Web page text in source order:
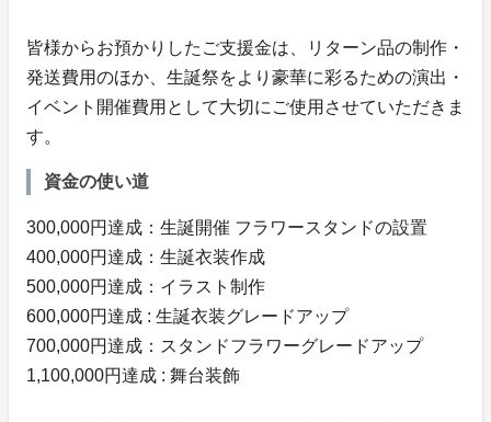
皆様からお預かりしたご支援金は、リターン品の制作・
発送費用のほか、生誕祭をより豪華に彩るための演出・
イベント開催費用として大切にご使用させていただきま
す。
資金の使い道
300,000円達成：生誕開催 フラワースタンドの設置
400,000円達成：生誕衣装作成
500,000円達成：イラスト制作
600,000円達成 : 生誕衣装グレードアップ
700,000円達成：スタンドフラワーグレードアップ
1,100,000円達成 : 舞台装飾